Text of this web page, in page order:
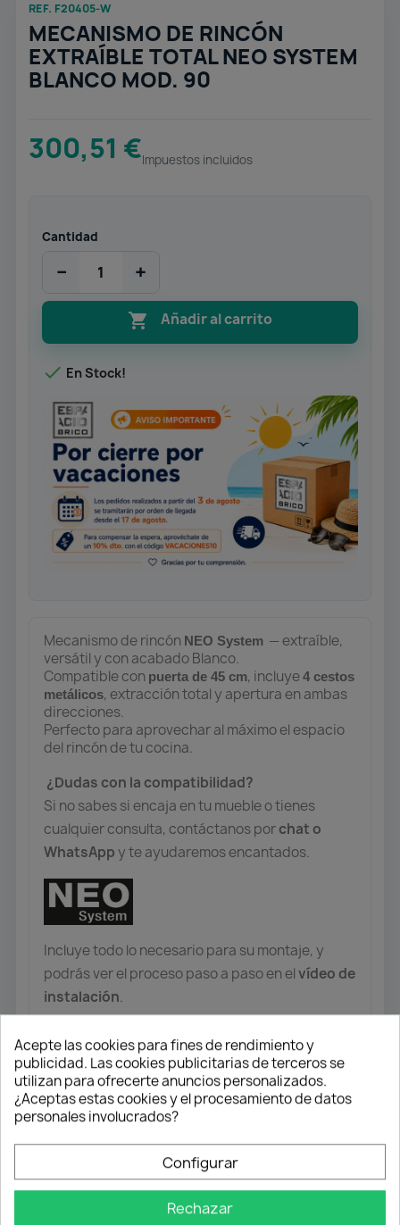
REF. F20405-W
MECANISMO DE RINCÓN
EXTRAÍBLE TOTAL NEO SYSTEM
BLANCO MOD. 90
300,51 €Impuestos incluidos
Cantidad
− +
 Añadir al carrito
 En Stock!
Mecanismo de rincón NEO System — extraíble,
versátil y con acabado Blanco.
Compatible con puerta de 45 cm, incluye4 cestos
metálicos, extracción total y apertura en ambas
direcciones.
Perfecto para aprovechar al máximo el espacio
del rincón de tu cocina.
¿Dudas con la compatibilidad?
Si no sabes si encaja en tu mueble o tienes
cualquier consulta, contáctanos porchat o
WhatsAppy te ayudaremos encantados.
Incluye todo lo necesario para su montaje, y
podrás ver el proceso paso a paso en elvídeo de
instalación.
Acepte las cookies para fines de rendimiento y
publicidad. Las cookies publicitarias de terceros se
utilizan para ofrecerte anuncios personalizados.
¿Aceptas estas cookies y el procesamiento de datos
personales involucrados?
Configurar
Rechazar